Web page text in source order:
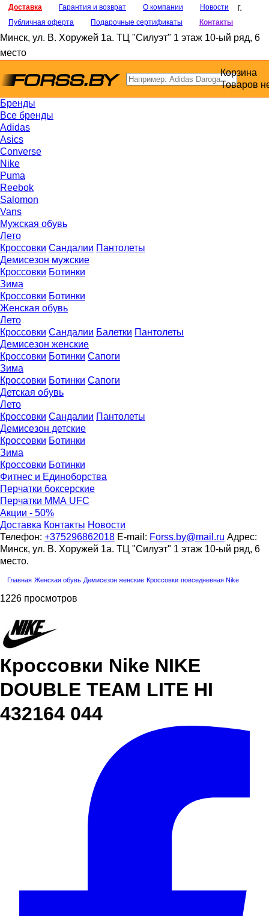
Доставка Гарантия и возврат О компании
Новости
Публичная оферта
Подарочные сертификаты Контакты
г.
Минск, ул. В. Хоружей 1а. ТЦ "Силуэт" 1 этаж 10-ый ряд, 6
место
Корзина
Товаров
Бренды
Все бренды
Adidas
Asics
Converse
Nike
Puma
Reebok
Salomon
Vans
Мужская обувь
Лето
Кроссовки Сандалии Пантолеты
Демисезон мужские
Кроссовки Ботинки
Зима
Кроссовки Ботинки
Женская обувь
Лето
Кроссовки Сандалии Балетки Пантолеты
Демисезон женские
Кроссовки Бoтинки Сапоги
Зима
Кроссовки Ботинки Сапоги
Детская обувь
Летo
Кроссовки Сандалии Пантолеты
Демисезон детские
Кроссовки Ботинки
Зима
Кроссовки Ботинки
Фитнес и Единоборства
Перчатки боксерские
Перчатки ММА UFC
Акции - 50%
Доставка Контакты Новости
Телефон: +375296862018 E-mail: Forss.by@mail.ru Адрес:
Минск, ул. В. Хоружей 1а. ТЦ "Силуэт" 1 этаж 10-ый ряд, 6
место.
Главная Женская обувь Демисезон женские Кроссовки повседневная Nike
1226 просмотров
Кроссовки Nike NIKE
DOUBLE TEAM LITE HI
432164 044